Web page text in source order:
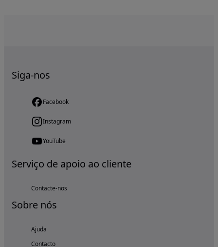
Siga-nos
Facebook
Instagram
YouTube
Serviço de apoio ao cliente
Contacte-nos
Sobre nós
Ajuda
Contacto